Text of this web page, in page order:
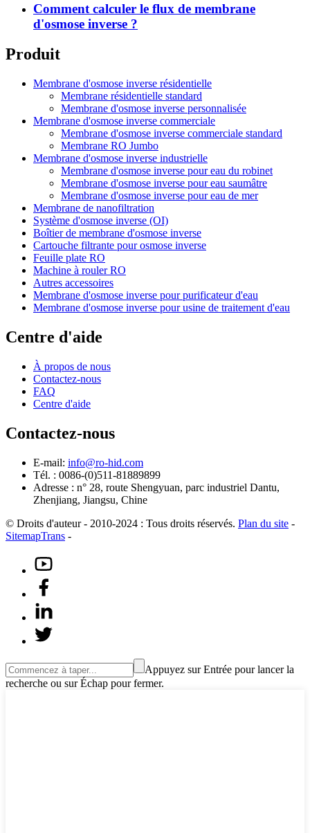
Comment calculer le flux de membrane
d'osmose inverse ?
Produit
Membrane d'osmose inverse résidentielle
Membrane résidentielle standard
Membrane d'osmose inverse personnalisée
Membrane d'osmose inverse commerciale
Membrane d'osmose inverse commerciale standard
Membrane RO Jumbo
Membrane d'osmose inverse industrielle
Membrane d'osmose inverse pour eau du robinet
Membrane d'osmose inverse pour eau saumâtre
Membrane d'osmose inverse pour eau de mer
Membrane de nanofiltration
Système d'osmose inverse (OI)
Boîtier de membrane d'osmose inverse
Cartouche filtrante pour osmose inverse
Feuille plate RO
Machine à rouler RO
Autres accessoires
Membrane d'osmose inverse pour purificateur d'eau
Membrane d'osmose inverse pour usine de traitement d'eau
Centre d'aide
À propos de nous
Contactez-nous
FAQ
Centre d'aide
Contactez-nous
E-mail: info@ro-hid.com
Tél. : 0086-(0)511-81889899
Adresse : n° 28, route Shengyuan, parc industriel Dantu,
Zhenjiang, Jiangsu, Chine
© Droits d'auteur - 2010-2024 : Tous droits réservés. Plan du site -
SitemapTrans -
Appuyez sur Entrée pour lancer la
recherche ou sur Échap pour fermer.